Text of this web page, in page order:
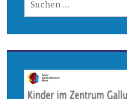
NACH: